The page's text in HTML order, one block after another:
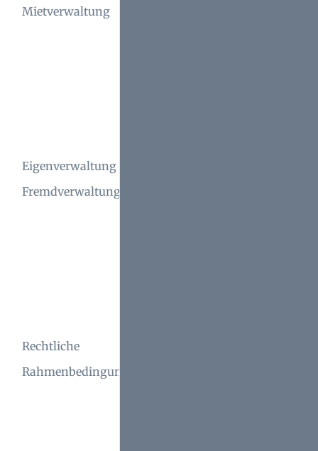
Mietverwaltung
Eigenverwaltung vs.
Fremdverwaltung
Rechtliche
Rahmenbedingungen